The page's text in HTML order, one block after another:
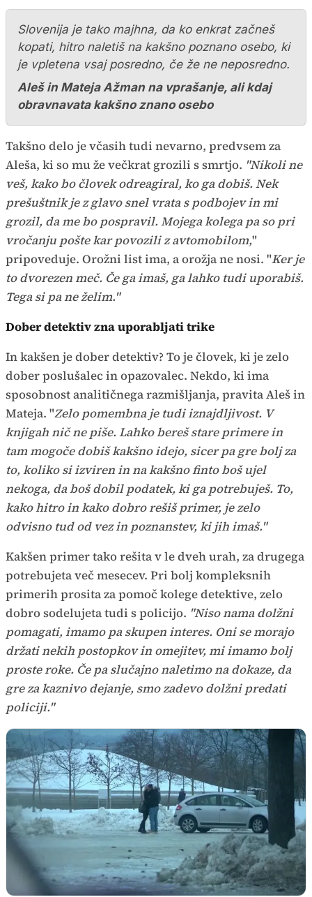
Slovenija je tako majhna, da ko enkrat začneš
kopati, hitro naletiš na kakšno poznano osebo, ki
je vpletena vsaj posredno, če že ne neposredno.
Aleš in Mateja Ažman na vprašanje, ali kdaj
obravnavata kakšno znano osebo
Takšno delo je včasih tudi nevarno, predvsem za
Aleša, ki so mu že večkrat grozili s smrtjo. "Nikoli ne
veš, kako bo človek odreagiral, ko ga dobiš. Nek
prešuštnik je z glavo snel vrata s podbojev in mi
grozil, da me bo pospravil. Mojega kolega pa so pri
vročanju pošte kar povozili z avtomobilom,"
pripoveduje. Orožni list ima, a orožja ne nosi. "Ker je
to dvorezen meč. Če ga imaš, ga lahko tudi uporabiš.
Tega si pa ne želim."
Dober detektiv zna uporabljati trike
In kakšen je dober detektiv? To je človek, ki je zelo
dober poslušalec in opazovalec. Nekdo, ki ima
sposobnost analitičnega razmišljanja, pravita Aleš in
Mateja. "Zelo pomembna je tudi iznajdljivost. V
knjigah nič ne piše. Lahko bereš stare primere in
tam mogoče dobiš kakšno idejo, sicer pa gre bolj za
to, koliko si izviren in na kakšno finto boš ujel
nekoga, da boš dobil podatek, ki ga potrebuješ. To,
kako hitro in kako dobro rešiš primer, je zelo
odvisno tud od vez in poznanstev, ki jih imaš."
Kakšen primer tako rešita v le dveh urah, za drugega
potrebujeta več mesecev. Pri bolj kompleksnih
primerih prosita za pomoč kolege detektive, zelo
dobro sodelujeta tudi s policijo. "Niso nama dolžni
pomagati, imamo pa skupen interes. Oni se morajo
držati nekih postopkov in omejitev, mi imamo bolj
proste roke. Če pa slučajno naletimo na dokaze, da
gre za kaznivo dejanje, smo zadevo dolžni predati
policiji."